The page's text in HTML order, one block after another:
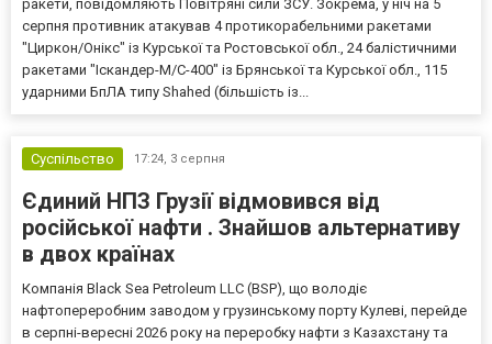
ракети, повідомляють Повітряні сили ЗСУ. Зокрема, у ніч на 5
серпня противник атакував 4 протикорабельними ракетами
"Циркон/Онікс" із Курської та Ростовської обл., 24 балістичними
ракетами "Іскандер-М/С-400" із Брянської та Курської обл., 115
ударними БпЛА типу Shahed (більшість із...
Суспільство 17:24, 3 серпня
Єдиний НПЗ Грузії відмовився від
російської нафти . Знайшов альтернативу
в двох країнах
Компанія Black Sea Petroleum LLC (BSP), що володіє
нафтопереробним заводом у грузинському порту Кулеві, перейде
в серпні-вересні 2026 року на переробку нафти з Казахстану та